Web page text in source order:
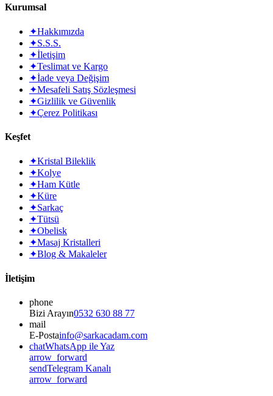
Kurumsal
✦Hakkımızda
✦S.S.S.
✦İletişim
✦Teslimat ve Kargo
✦İade veya Değişim
✦Mesafeli Satış Sözleşmesi
✦Gizlilik ve Güvenlik
✦Çerez Politikası
Keşfet
✦Kristal Bileklik
✦Kolye
✦Ham Kütle
✦Küre
✦Sarkaç
✦Tütsü
✦Obelisk
✦Masaj Kristalleri
✦Blog & Makaleler
İletişim
phone
Bizi Arayın0532 630 88 77
mail
E-Postainfo@sarkacadam.com
chatWhatsApp ile Yaz
arrow_forward
sendTelegram Kanalı
arrow_forward